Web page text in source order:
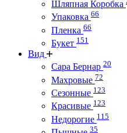
Шляпная Коробка
Упаковка 66
Пленка 66
Букет 151
Вид
Сара Бернар 20
Махровые 72
Сезонные 123
Красивые 123
Недорогие 115
35